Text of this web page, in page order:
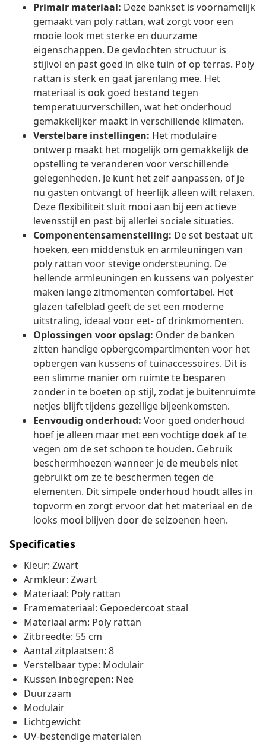
Primair materiaal: Deze bankset is voornamelijk
gemaakt van poly rattan, wat zorgt voor een
mooie look met sterke en duurzame
eigenschappen. De gevlochten structuur is
stijlvol en past goed in elke tuin of op terras. Poly
rattan is sterk en gaat jarenlang mee. Het
materiaal is ook goed bestand tegen
temperatuurverschillen, wat het onderhoud
gemakkelijker maakt in verschillende klimaten.
Verstelbare instellingen: Het modulaire
ontwerp maakt het mogelijk om gemakkelijk de
opstelling te veranderen voor verschillende
gelegenheden. Je kunt het zelf aanpassen, of je
nu gasten ontvangt of heerlijk alleen wilt relaxen.
Deze flexibiliteit sluit mooi aan bij een actieve
levensstijl en past bij allerlei sociale situaties.
Componentensamenstelling: De set bestaat uit
hoeken, een middenstuk en armleuningen van
poly rattan voor stevige ondersteuning. De
hellende armleuningen en kussens van polyester
maken lange zitmomenten comfortabel. Het
glazen tafelblad geeft de set een moderne
uitstraling, ideaal voor eet- of drinkmomenten.
Oplossingen voor opslag: Onder de banken
zitten handige opbergcompartimenten voor het
opbergen van kussens of tuinaccessoires. Dit is
een slimme manier om ruimte te besparen
zonder in te boeten op stijl, zodat je buitenruimte
netjes blijft tijdens gezellige bijeenkomsten.
Eenvoudig onderhoud: Voor goed onderhoud
hoef je alleen maar met een vochtige doek af te
vegen om de set schoon te houden. Gebruik
beschermhoezen wanneer je de meubels niet
gebruikt om ze te beschermen tegen de
elementen. Dit simpele onderhoud houdt alles in
topvorm en zorgt ervoor dat het materiaal en de
looks mooi blijven door de seizoenen heen.
Specificaties
Kleur: Zwart
Armkleur: Zwart
Materiaal: Poly rattan
Framemateriaal: Gepoedercoat staal
Materiaal arm: Poly rattan
Zitbreedte: 55 cm
Aantal zitplaatsen: 8
Verstelbaar type: Modulair
Kussen inbegrepen: Nee
Duurzaam
Modulair
Lichtgewicht
UV-bestendige materialen